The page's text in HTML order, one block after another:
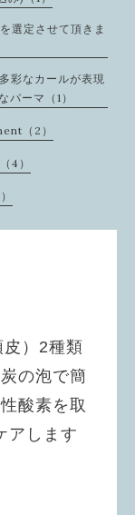
選定させて頂きま
彩なカールが表現
ーマ（1）
（2）
4）
皮）2種類
の泡で簡
酸素を取
アします